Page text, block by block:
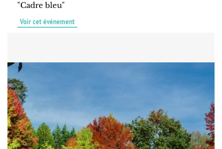
"Cadre bleu"
Voir cet événement